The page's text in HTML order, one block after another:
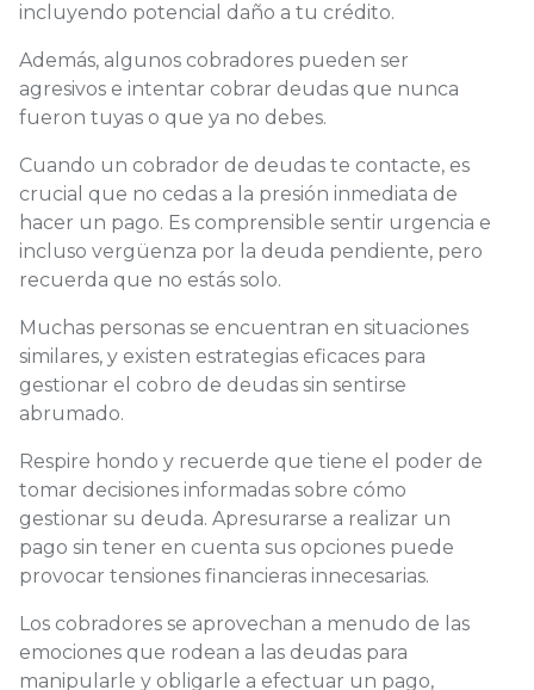
incluyendo potencial daño a tu crédito.
Además, algunos cobradores pueden ser
agresivos e intentar cobrar deudas que nunca
fueron tuyas o que ya no debes.
Cuando un cobrador de deudas te contacte, es
crucial que no cedas a la presión inmediata de
hacer un pago. Es comprensible sentir urgencia e
incluso vergüenza por la deuda pendiente, pero
recuerda que no estás solo.
Muchas personas se encuentran en situaciones
similares, y existen estrategias eficaces para
gestionar el cobro de deudas sin sentirse
abrumado.
Respire hondo y recuerde que tiene el poder de
tomar decisiones informadas sobre cómo
gestionar su deuda. Apresurarse a realizar un
pago sin tener en cuenta sus opciones puede
provocar tensiones financieras innecesarias.
Los cobradores se aprovechan a menudo de las
emociones que rodean a las deudas para
manipularle y obligarle a efectuar un pago,